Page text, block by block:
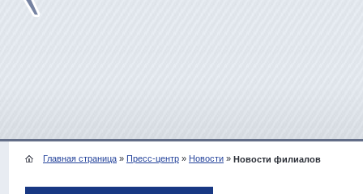
Главная страница » Пресс-центр » Новости » Новости филиалов